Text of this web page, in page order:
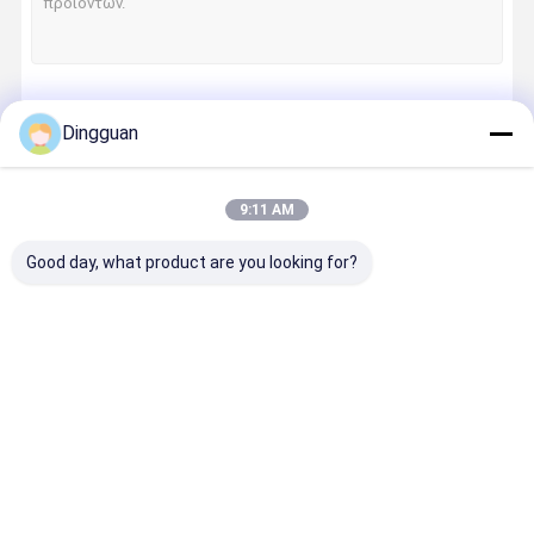
Ανταλλακτικά λεωφορείων
Τμήματα λεωφορείων Jinlong
Τμήματα λεωφορείου Higer
Dingguan
9:11 AM
Good day, what product are you looking for?